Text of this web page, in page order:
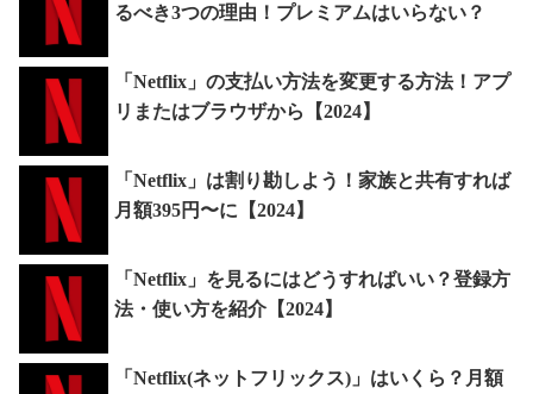
るべき3つの理由！プレミアムはいらない？
「Netflix」の支払い方法を変更する方法！アプ
リまたはブラウザから【2024】
「Netflix」は割り勘しよう！家族と共有すれば
月額395円〜に【2024】
「Netflix」を見るにはどうすればいい？登録方
法・使い方を紹介【2024】
「Netflix(ネットフリックス)」はいくら？月額